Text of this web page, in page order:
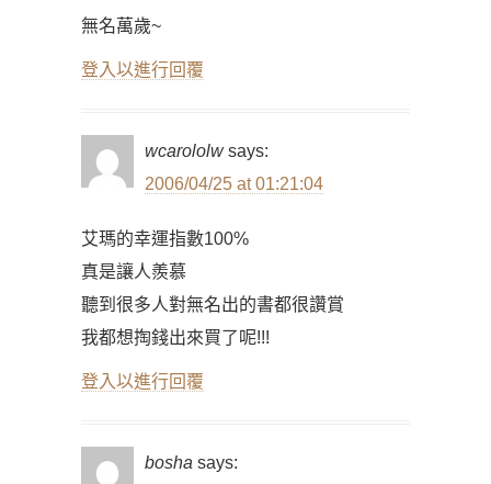
無名萬歲~
登入以進行回覆
wcarololw says:
2006/04/25 at 01:21:04
艾瑪的幸運指數100%
真是讓人羨慕
聽到很多人對無名出的書都很讚賞
我都想掏錢出來買了呢!!!
登入以進行回覆
bosha says: